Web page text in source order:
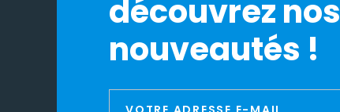
découvrez nos
nouveautés !